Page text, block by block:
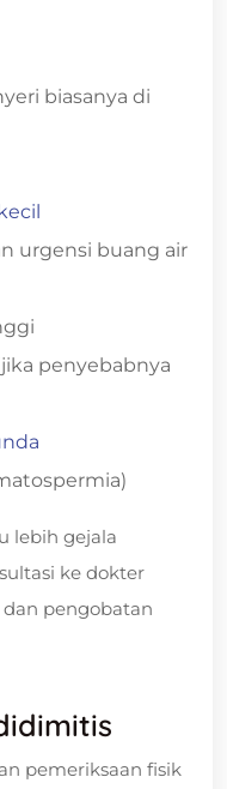
biasanya di
urgensi buang air
penyebabnya
lebih gejala
ke dokter
pengobatan
pemeriksaan fisik